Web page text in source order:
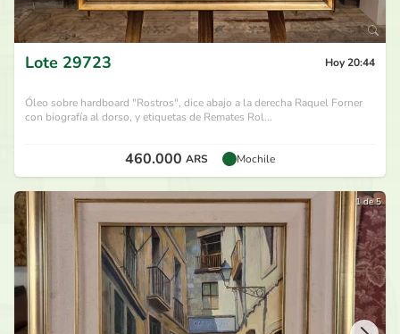
Lote 29723 Hoy 20:44
Óleo sobre hardboard "Rostros", dice abajo a la derecha Raquel Forner
con biografía al dorso, y etiquetas de Remates Rol...
460.000 ARS Mochile
1 de 5